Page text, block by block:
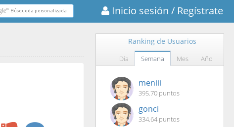
Inicio sesión / Regístrate
Ranking de Usuarios
Día Semana Mes Año
meniii
395.70 puntos
gonci
334.64 puntos